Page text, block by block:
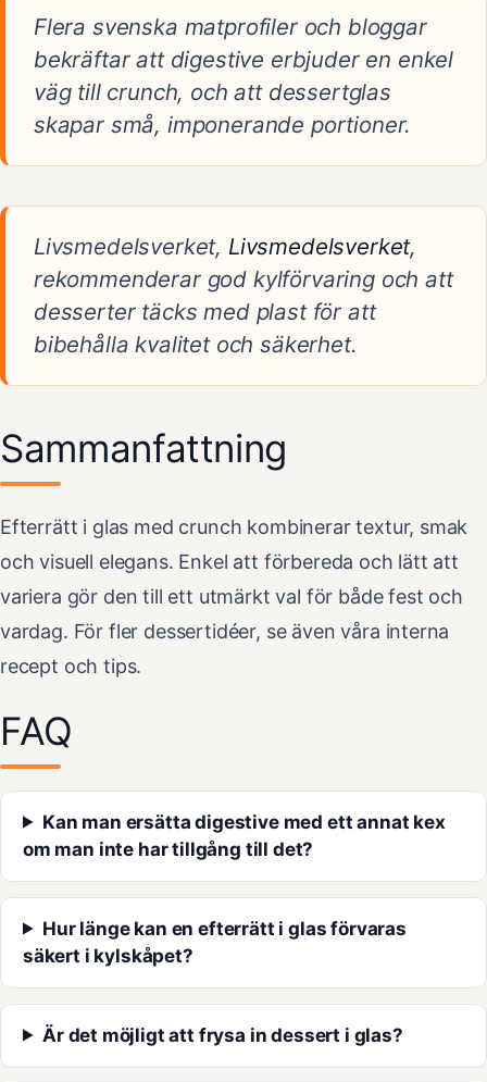
Flera svenska matprofiler och bloggar
bekräftar att digestive erbjuder en enkel
väg till crunch, och att dessertglas
skapar små, imponerande portioner.
Livsmedelsverket, Livsmedelsverket,
rekommenderar god kylförvaring och att
desserter täcks med plast för att
bibehålla kvalitet och säkerhet.
Sammanfattning
Efterrätt i glas med crunch kombinerar textur, smak
och visuell elegans. Enkel att förbereda och lätt att
variera gör den till ett utmärkt val för både fest och
vardag. För fler dessertidéer, se även våra interna
recept och tips.
FAQ
Kan man ersätta digestive med ett annat kex
om man inte har tillgång till det?
Hur länge kan en efterrätt i glas förvaras
säkert i kylskåpet?
Är det möjligt att frysa in dessert i glas?